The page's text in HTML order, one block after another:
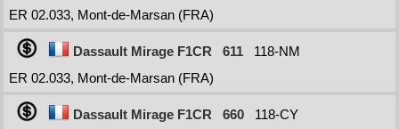
ER 02.033, Mont-de-Marsan (FRA)
Dassault Mirage F1CR 611
118-NM
ER 02.033, Mont-de-Marsan (FRA)
Dassault Mirage F1CR 660
118-CY